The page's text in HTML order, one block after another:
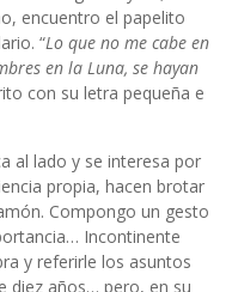
encuentro el papelito
“Lo que no me cabe en
en la Luna, se hayan
con su letra pequeña e
al lado y se interesa por
propia, hacen brotar
Compongo un gesto
Incontinente
y referirle los asuntos
diez años… pero, en su